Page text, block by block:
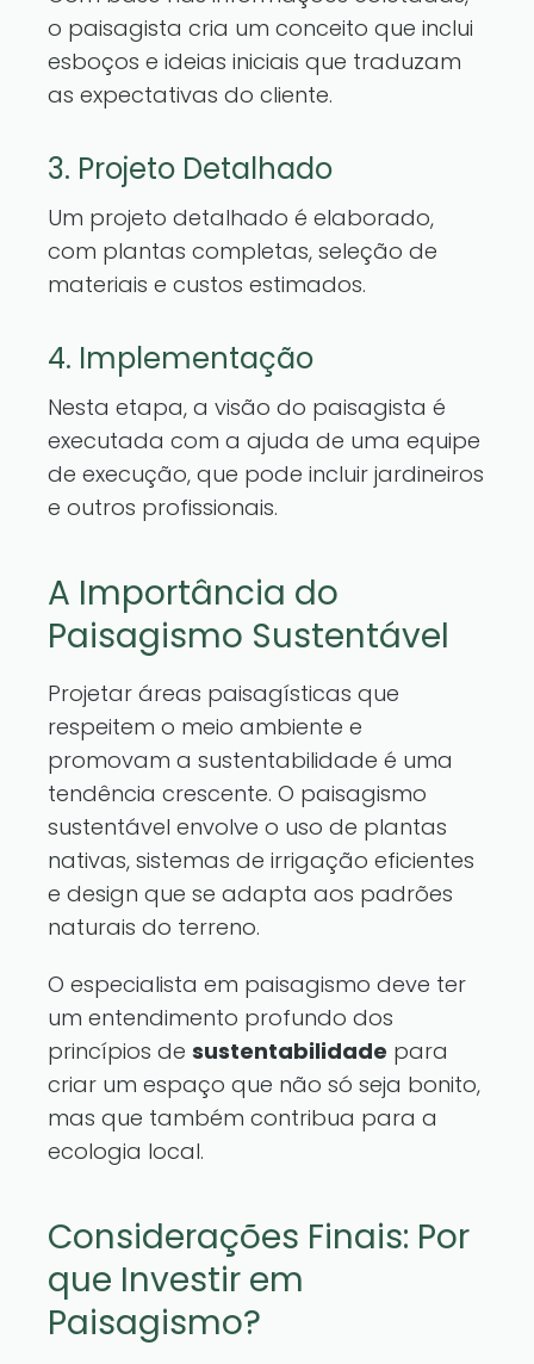
o paisagista cria um conceito que inclui
esboços e ideias iniciais que traduzam
as expectativas do cliente.
3. Projeto Detalhado
Um projeto detalhado é elaborado,
com plantas completas, seleção de
materiais e custos estimados.
4. Implementação
Nesta etapa, a visão do paisagista é
executada com a ajuda de uma equipe
de execução, que pode incluir jardineiros
e outros profissionais.
A Importância do
Paisagismo Sustentável
Projetar áreas paisagísticas que
respeitem o meio ambiente e
promovam a sustentabilidade é uma
tendência crescente. O paisagismo
sustentável envolve o uso de plantas
nativas, sistemas de irrigação eficientes
e design que se adapta aos padrões
naturais do terreno.
O especialista em paisagismo deve ter
um entendimento profundo dos
princípios de sustentabilidade para
criar um espaço que não só seja bonito,
mas que também contribua para a
ecologia local.
Considerações Finais: Por
que Investir em
Paisagismo?